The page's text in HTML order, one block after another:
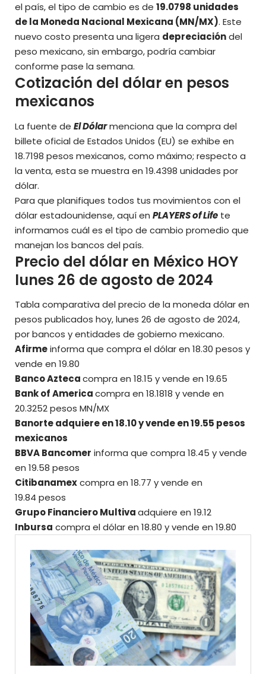
el país, el tipo de cambio es de 19.0798 unidades
de la Moneda Nacional Mexicana (MN/MX). Este
nuevo costo presenta una ligera depreciacióndel
peso mexicano, sin embargo, podría cambiar
conforme pase la semana.
Cotización del dólar en pesos
mexicanos
La fuente de El Dólarmenciona que la compra del
billete oficial de Estados Unidos (EU) se exhibe en
18.7198 pesos mexicanos, como máximo; respecto a
la venta, esta se muestra en 19.4398 unidades por
dólar.
Para que planifiques todos tus movimientos con el
dólar estadounidense, aquí en PLAYERS of Life te
informamos cuál es el tipo de cambio promedio que
manejan los bancos del país.
Precio del dólar en México HOY
lunes 26 de agosto de 2024
Tabla comparativa del precio de la moneda dólar en
pesos publicados hoy, lunes 26 de agosto de 2024,
por bancos y entidades de gobierno mexicano.
Afirmeinforma que compra el dólar en 18.30 pesos y
vende en 19.80
Banco Aztecacompra en 18.15 y vende en 19.65
Bank of Americacompra en 18.1818 y vende en
20.3252 pesos MN/MX
Banorte adquiere en 18.10 y vende en 19.55 pesos
mexicanos
BBVA Bancomer informa que compra 18.45 y vende
en 19.58 pesos
Citibanamexcompra en 18.77 y vende en
19.84 pesos
Grupo Financiero Multivaadquiere en 19.12
Inbursa compra el dólar en 18.80 y vende en 19.80